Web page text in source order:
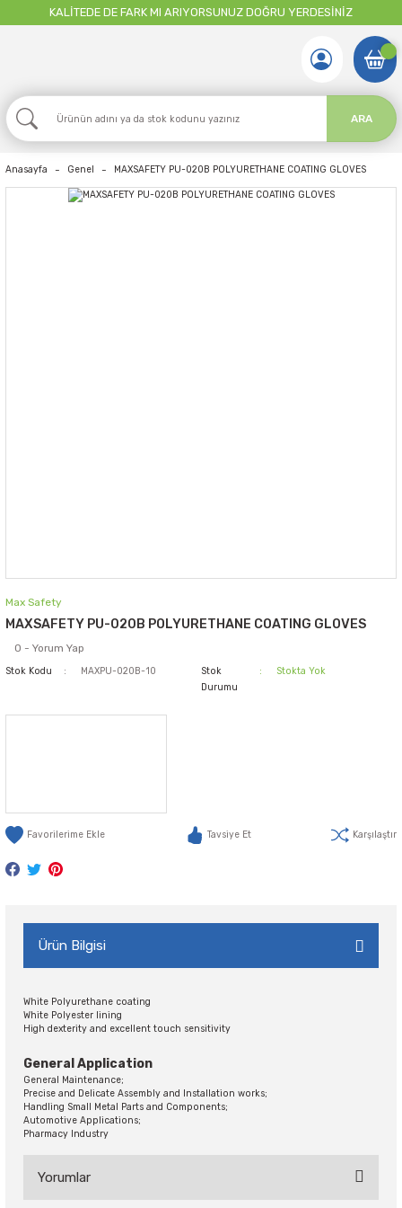
KALİTEDE DE FARK MI ARIYORSUNUZ DOĞRU YERDESİNİZ
ARA
Anasayfa Genel MAXSAFETY PU-020B POLYURETHANE COATING GLOVES
Max Safety
MAXSAFETY PU-020B POLYURETHANE COATING GLOVES
0 - Yorum Yap
Stok Kodu MAXPU-020B-10
Stok
Durumu
Stokta Yok
Tavsiye Et Karşılaştır
Ürün Bilgisi
White Polyurethane coating
White Polyester lining
High dexterity and excellent touch sensitivity
General Application
General Maintenance;
Precise and Delicate Assembly and Installation works;
Handling Small Metal Parts and Components;
Automotive Applications;
Pharmacy Industry
Yorumlar